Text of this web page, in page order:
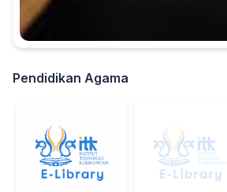
Pendidikan Agama